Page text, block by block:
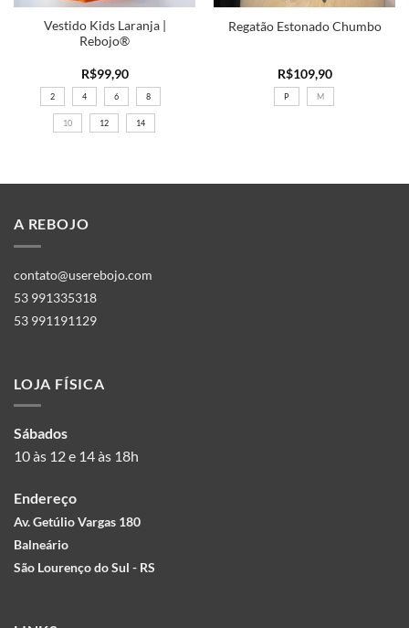
Vestido Kids Laranja |
Rebojo®
R$99,90
2 4 6 8
10 12 14
Regatão Estonado Chumbo
R$109,90
P M
A REBOJO
contato@userebojo.com
53 991335318
53 991191129
LOJA FÍSICA
Sábados
10 às 12 e 14 às 18h
Endereço
Av. Getúlio Vargas 180
Balneário
São Lourenço do Sul - RS